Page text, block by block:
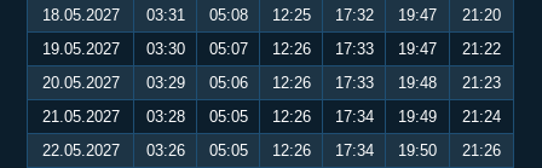
18.05.2027
03:31 05:08 12:25 17:32 19:47
21:20
19.05.2027
03:30 05:07 12:26 17:33 19:47
21:22
20.05.2027
03:29 05:06 12:26 17:33 19:48
21:23
21.05.2027
03:28 05:05 12:26 17:34 19:49
21:24
22.05.2027
03:26 05:05 12:26 17:34 19:50
21:26